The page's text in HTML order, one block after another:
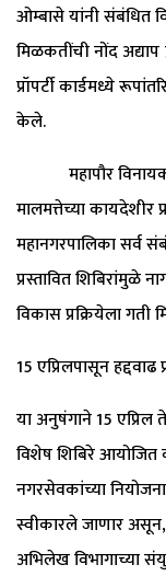
ओम्बासे यांनी संबंधित
मिळकतींची नोंद
प्रॉपर्टी कार्डमध्ये
केले.
महापौर विनायक
मालमत्तेच्या
महानगरपालिका सर्व
प्रस्तावित शिबिरांमुळे
विकास प्रक्रियेला गती
15 एप्रिलपासून
या अनुषंगाने 15 एप्रिल
विशेष शिबिरे आयोजित
नगरसेवकांच्या
स्वीकारले जाणार
अभिलेख विभागाच्या